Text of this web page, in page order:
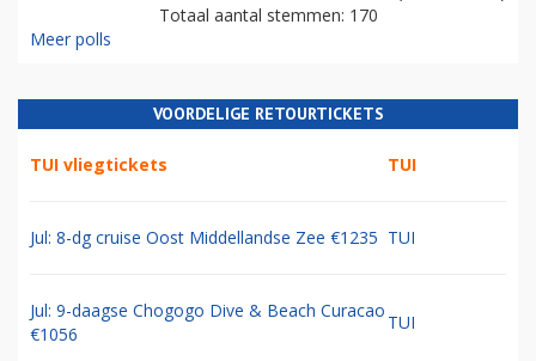
Totaal aantal stemmen: 170
Meer polls
VOORDELIGE RETOURTICKETS
TUI vliegtickets TUI
Jul: 8-dg cruise Oost Middellandse Zee €1235 TUI
Jul: 9-daagse Chogogo Dive & Beach Curacao
€1056
TUI